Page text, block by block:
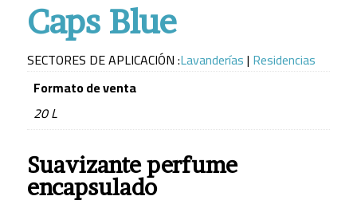
Caps Blue
SECTORES DE APLICACIÓN :Lavanderías| Residencias
Formato de venta
20 L
Suavizante perfume
encapsulado